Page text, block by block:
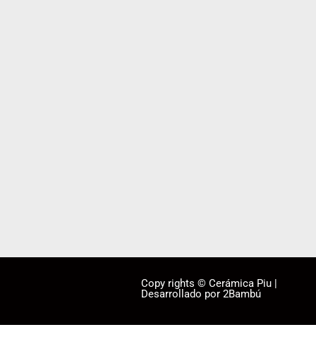
Copy rights © Cerámica Piu |
Desarrollado por 2Bambú